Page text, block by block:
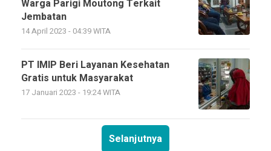
Warga Parigi Moutong Terkait
Jembatan
14 April 2023 - 04:39 WITA
PT IMIP Beri Layanan Kesehatan
Gratis untuk Masyarakat
17 Januari 2023 - 19:24 WITA
Selanjutnya